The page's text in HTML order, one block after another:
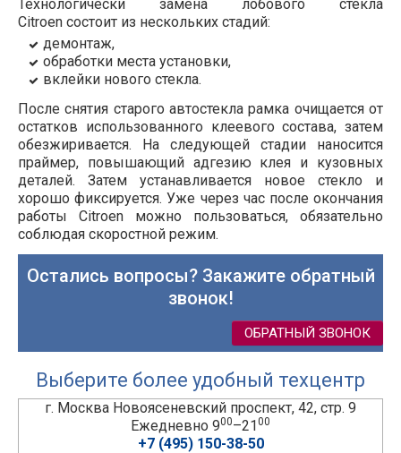
Технологически замена лобового стекла
Citroen состоит из нескольких стадий:
демонтаж,
обработки места установки,
вклейки нового стекла.
После снятия старого автостекла рамка очищается от
остатков использованного клеевого состава, затем
обезжиривается. На следующей стадии наносится
праймер, повышающий адгезию клея и кузовных
деталей. Затем устанавливается новое стекло и
хорошо фиксируется. Уже через час после окончания
работы Citroen можно пользоваться, обязательно
соблюдая скоростной режим.
Остались вопросы? Закажите обратный
звонок!
ОБРАТНЫЙ ЗВОНОК
Выберите более удобный техцентр
г. Москва Новоясеневский проспект, 42, стр. 9
Ежедневно 900–2100
+7 (495) 150-38-50